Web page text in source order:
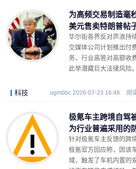
为高频交易制造毫
美元售卖特朗普帖
华尔街各界反对声浪持
交媒体公司计划推出付
务，行业高管对高额收
此举潜藏巨大法律风险。
科技 ugmbbc 2026-07-23 16:46 阅
极氪车主跨境自驾
为行业普遍采用的
针对极氪车主反馈的跨
极氪官方回应称，因该
域，触发了车机内置的